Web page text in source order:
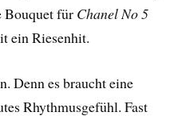
Bouquet für Chanel No 5
ein Riesenhit.
Denn es braucht eine
Rhythmusgefühl. Fast